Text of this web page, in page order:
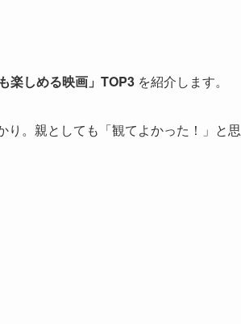
楽しめる映画」TOP3 を紹介します。
り。親としても「観てよかった！」と思